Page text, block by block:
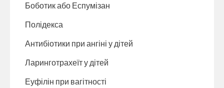
Боботик або Еспумізан
Полідекса
Антибіотики при ангіні у дітей
Ларинготрахеїт у дітей
Еуфілін при вагітності